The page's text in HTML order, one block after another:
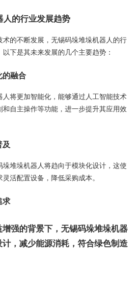
的行业发展趋势
的不断发展，无锡码垛堆垛机器人的行
下是其未来发展的几个主要趋势：
的融合
将更加智能化，能够通过人工智能技术
自主操作等功能，进一步提升其应用效
及
堆垛机器人将趋向于模块化设计，这使
活配置设备，降低采购成本。
求
强的背景下，无锡码垛堆垛机器
，减少能源消耗，符合绿色制造